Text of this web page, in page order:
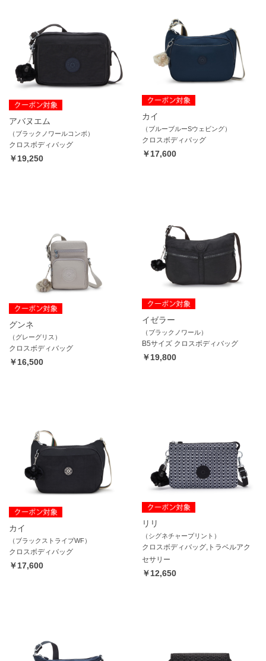
アバヌエム
（ブラックノワールコンボ）
クロスボディバッグ
￥19,250
カイ
（ブルーブルーSウェビング）
クロスボディバッグ
￥17,600
グンネ
（グレーグリス）
クロスボディバッグ
￥16,500
イゼラー
（ブラックノワール）
B5サイズ クロスボディバッグ
￥19,800
カイ
（ブラックストライプWF）
クロスボディバッグ
￥17,600
リリ
（シグネチャープリント）
クロスボディバッグ,トラベルアク
セサリー
￥12,650